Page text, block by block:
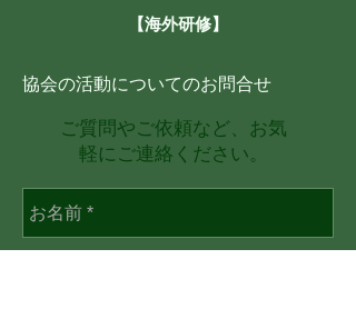
【海外研修】
協会の活動についてのお問合せ
ご質問やご依頼など、お気
軽にご連絡ください。